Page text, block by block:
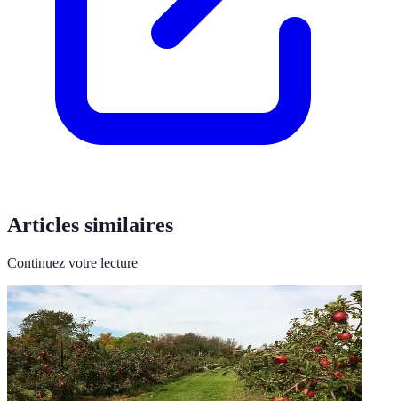
Articles similaires
Continuez votre lecture